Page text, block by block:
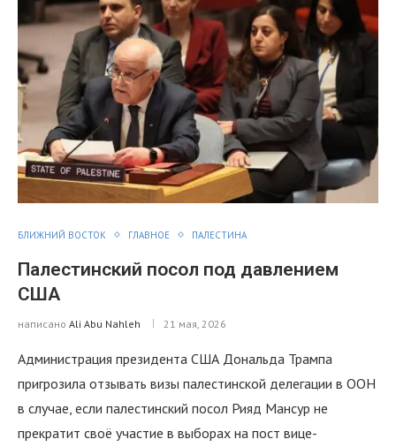
БЛИЖНИЙ ВОСТОК ГЛАВНОЕ ПАЛЕСТИНА
Палестинский посол под давлением
США
написано Ali Abu Nahleh 21 мая, 2026
Администрация президента США Дональда Трампа
пригрозила отзывать визы палестинской делегации в ООН
в случае, если палестинский посол Рияд Мансур не
прекратит своё участие в выборах на пост вице-